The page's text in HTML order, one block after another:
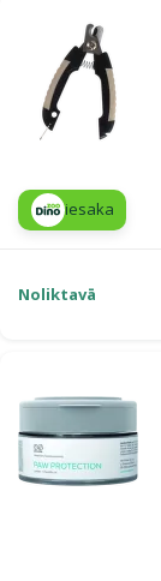
iesaka
Noliktavā